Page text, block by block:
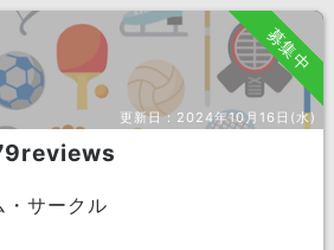
募集中
更新日： 2024年10月16日(水)
・サークル